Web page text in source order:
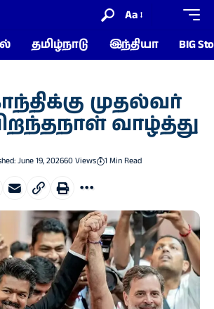
Aa
தமிழ்நாடு இந்தியா BIG
முதல்வர்
வாழ்த்து
June 19, 202660 Views 1 Min Read